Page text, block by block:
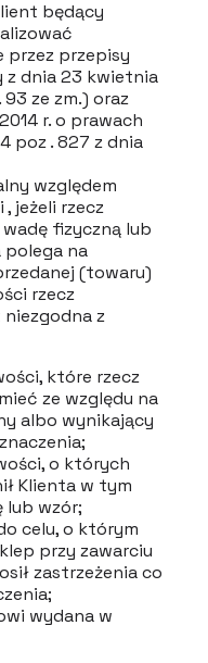
będący
przez przepisy
z dnia 23 kwietnia
93 ze zm.) oraz
r. o prawach
poz . 827 z dnia
względem
jeżeli rzecz
fizyczną lub
polega na
(towaru)
rzecz
z
które rzecz
ze względu na
albo wynikający
o których
Klienta w tym
lub wzór;
o którym
przy zawarciu
zastrzeżenia co
wydana w